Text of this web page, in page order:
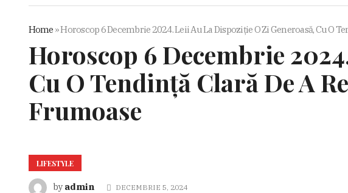
Home »Horoscop 6 Decembrie 2024. Leii Au La Dispoziție O Zi Generoasă, Cu O
Horoscop 6 Decembrie
Cu O Tendință Clară De A
Frumoase
LIFESTYLE
by admin DECEMBRIE 5, 2024